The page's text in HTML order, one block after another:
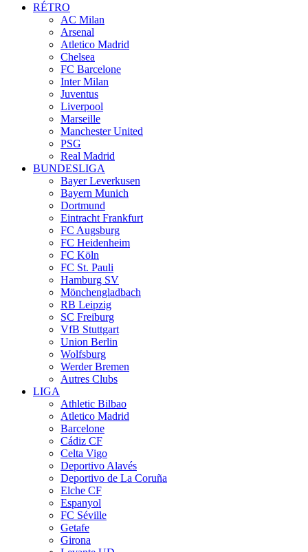
RÉTRO
AC Milan
Arsenal
Atletico Madrid
Chelsea
FC Barcelone
Inter Milan
Juventus
Liverpool
Marseille
Manchester United
PSG
Real Madrid
BUNDESLIGA
Bayer Leverkusen
Bayern Munich
Dortmund
Eintracht Frankfurt
FC Augsburg
FC Heidenheim
FC Köln
FC St. Pauli
Hamburg SV
Mönchengladbach
RB Leipzig
SC Freiburg
VfB Stuttgart
Union Berlin
Wolfsburg
Werder Bremen
Autres Clubs
LIGA
Athletic Bilbao
Atletico Madrid
Barcelone
Cádiz CF
Celta Vigo
Deportivo Alavés
Deportivo de La Coruña
Elche CF
Espanyol
FC Séville
Getafe
Girona